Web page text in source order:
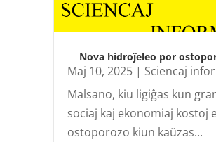
Nova hidroĵeleo por
Maj 10, 2025| Sciencaj
Malsano, kiu ligiĝas kun
sociaj kaj ekonomiaj kostoj
ostoporozo kiun kaŭzas...